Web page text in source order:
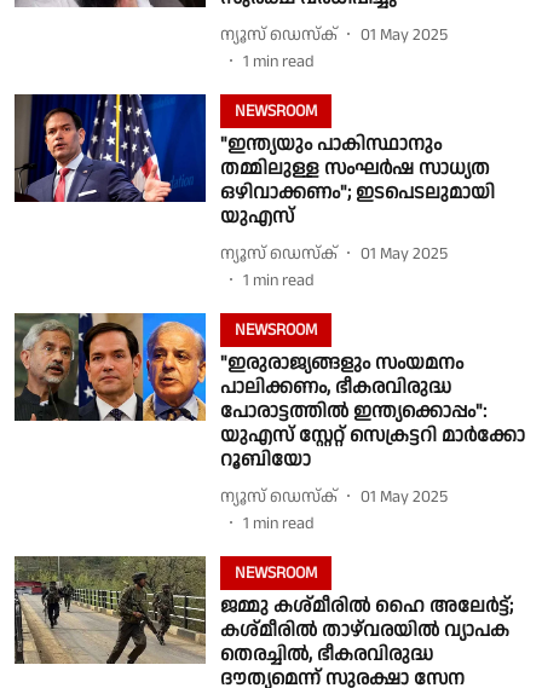
ന്യൂസ് ഡെസ്ക്
01 May 2025
1 min read
NEWSROOM
"ഇന്ത്യയും പാകിസ്ഥാനും
തമ്മിലുള്ള സംഘർഷ സാധ്യത
ഒഴിവാക്കണം"; ഇടപെടലുമായി
യുഎസ്
ന്യൂസ് ഡെസ്ക്
01 May 2025
1 min read
NEWSROOM
"ഇരുരാജ്യങ്ങളും സംയമനം
പാലിക്കണം, ഭീകരവിരുദ്ധ
പോരാട്ടത്തിൽ ഇന്ത്യക്കൊപ്പം":
യുഎസ് സ്റ്റേറ്റ് സെക്രട്ടറി മാർക്കോ
റൂബിയോ
ന്യൂസ് ഡെസ്ക്
01 May 2025
1 min read
NEWSROOM
ജമ്മു കശ്മീരിൽ ഹൈ അലേർട്ട്;
കശ്മീരിൽ താഴ്‌വരയിൽ വ്യാപക
തെരച്ചിൽ, ഭീകരവിരുദ്ധ
ദൗത്യമെന്ന് സുരക്ഷാ സേന